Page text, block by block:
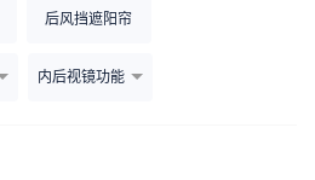
后风挡遮阳帘
内后视镜功能